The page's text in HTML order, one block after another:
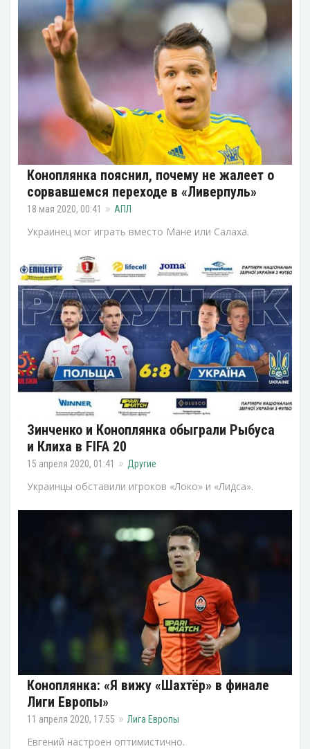
Коноплянка пояснил, почему не жалеет о
сорвавшемся переходе в «Ливерпуль»
18 мая 2020, 00:41 АПЛ
Украинец мог играть вместо Мане или Салаха.
Зинченко и Коноплянка обыграли Рыбуса
и Клиха в FIFA 20
15 апреля 2020, 01:41 Другие
Украинцы обставили игроков «Локо» и «Лидса».
Коноплянка: «Я вижу «Шахтёр» в финале
Лиги Европы»
11 апреля 2020, 17:55 Лига Европы
Евгений настроен оптимистично.